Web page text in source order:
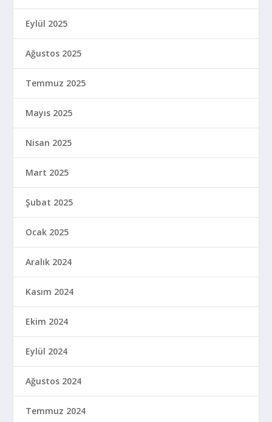
Eylül 2025
Ağustos 2025
Temmuz 2025
Mayıs 2025
Nisan 2025
Mart 2025
Şubat 2025
Ocak 2025
Aralık 2024
Kasım 2024
Ekim 2024
Eylül 2024
Ağustos 2024
Temmuz 2024